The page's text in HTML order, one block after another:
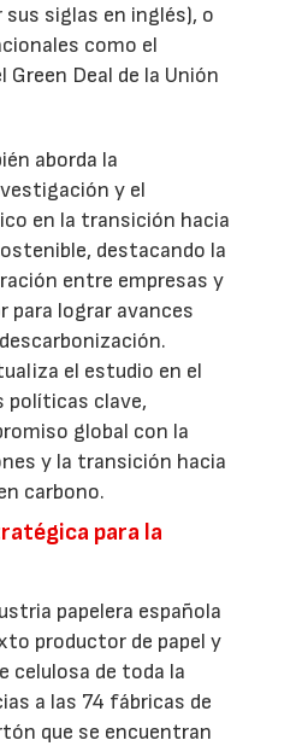
siglas en inglés), o
como el
Green Deal de la Unión
aborda la
y el
en la transición hacia
destacando la
entre empresas y
para lograr avances
el estudio en el
políticas clave,
global con la
y la transición hacia
carbono.
para la
papelera española
productor de papel y
celulosa de toda la
a las 74 fábricas de
que se encuentran